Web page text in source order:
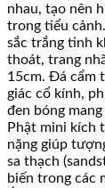
nhau, tạo nên
trong tiểu
sắc trắng tinh
thoát, trang
15cm. Đá cẩm
giác cổ kính,
đen bóng
Phật mini kích
nặng giúp
sa thạch
biến trong các